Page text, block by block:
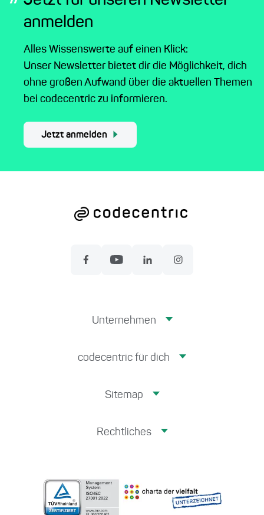
anmelden
Alles Wissenswerte auf einen Klick:
Unser Newsletter bietet dir die Möglichkeit, dich
ohne großen Aufwand über die aktuellen Themen
bei codecentric zu informieren.
Jetzt anmelden
Unternehmen
codecentric für dich
Sitemap
Rechtliches